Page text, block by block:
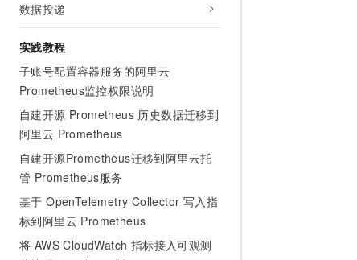
数据投递
实践教程
子账号配置容器服务的阿里云
Prometheus监控权限说明
自建开源 Prometheus 历史数据迁移到
阿里云 Prometheus
自建开源Prometheus迁移到阿里云托
管 Prometheus服务
基于 OpenTelemetry Collector 写入指
标到阿里云 Prometheus
将 AWS CloudWatch 指标接入可观测